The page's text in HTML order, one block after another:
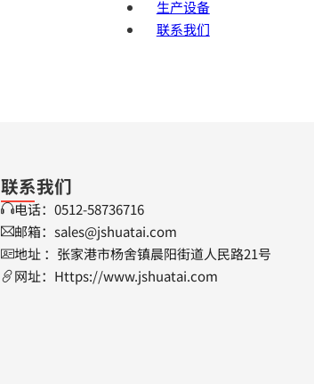
生产设备
联系我们
联系我们
电话：0512-58736716
邮箱：sales@jshuatai.com
地址 ：张家港市杨舍镇晨阳街道人民路21号
网址：Https://www.jshuatai.com